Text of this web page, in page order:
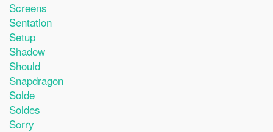
Screens
Sentation
Setup
Shadow
Should
Snapdragon
Solde
Soldes
Sorry